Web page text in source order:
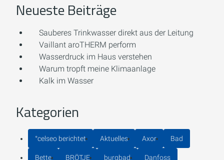
Neueste Beiträge
Sauberes Trinkwasser direkt aus der Leitung
Vaillant aroTHERM perform
Wasserdruck im Haus verstehen
Warum tropft meine Klimaanlage
Kalk im Wasser
Kategorien
°celseo berichtet Aktuelles Axor Bad
Bette BRÖTJE burgbad Danfoss